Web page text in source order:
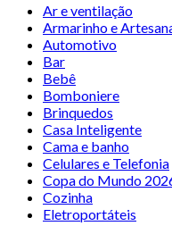
Ar e ventilação
Armarinho e
Automotivo
Bar
Bebê
Bomboniere
Brinquedos
Casa Inteligente
Cama e banho
Celulares e Telefonia
Copa do Mundo
Cozinha
Eletroportáteis